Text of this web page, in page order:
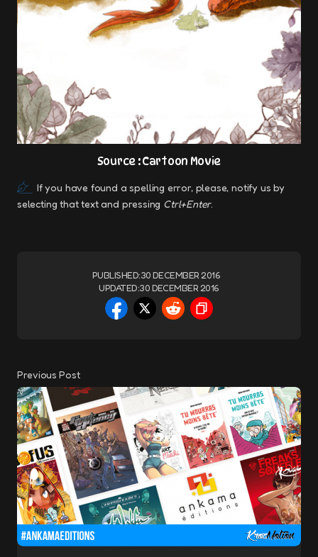
Source : Cartoon Movie
If you have found a spelling error, please, notify us by
selecting that text and pressing Ctrl+Enter.
PUBLISHED:30 DECEMBER 2016
UPDATED:30 DECEMBER 2016
Previous Post